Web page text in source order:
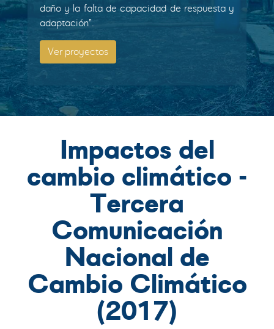
daño y la falta de capacidad de respuesta y
adaptación”.
Ver proyectos
Impactos del
cambio climático -
Tercera
Comunicación
Nacional de
Cambio Climático
(2017)